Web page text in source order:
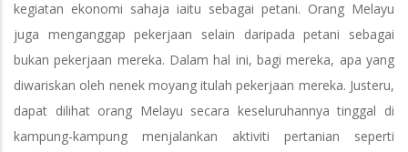
kegiatan ekonomi sahaja iaitu sebagai petani. Orang Melayu
juga menganggap pekerjaan selain daripada petani sebagai
bukan pekerjaan mereka. Dalam hal ini, bagi mereka, apa yang
diwariskan oleh nenek moyang itulah pekerjaan mereka. Justeru,
dapat dilihat orang Melayu secara keseluruhannya tinggal di
kampung-kampung menjalankan aktiviti pertanian seperti